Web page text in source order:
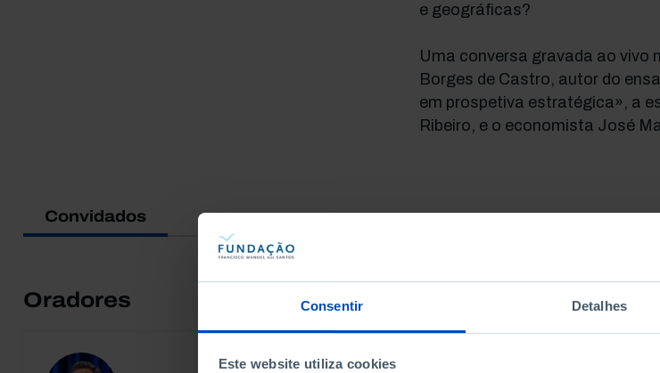
Consentir Detalhes
Este website utiliza cookies
e geográficas?
Uma conversa gravada ao vivo
Borges de Castro, autor do
em prospetiva estratégica», a
Ribeiro, e o economista José
Convidados
Oradores